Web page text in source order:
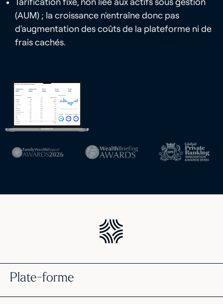
(AUM) ; la croissance n'entraîne donc pas
d'augmentation des coûts de la plateforme ni de
frais cachés.
Plate-forme